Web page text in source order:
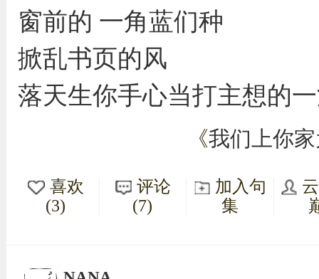
窗前的 一角蓝们种
掀乱书页的风
落天生你手心当打主想的
《我们上你
喜欢
(3)
评论
(7)
加入句
集